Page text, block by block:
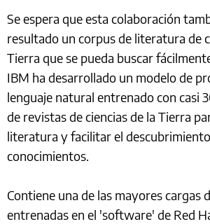
Se espera que esta colaboración
resultado un corpus de literatura de
Tierra que se pueda buscar
IBM ha desarrollado un modelo de
lenguaje natural entrenado con casi
de revistas de ciencias de la Tierra
literatura y facilitar el
conocimientos.
Contiene una de las mayores cargas
entrenadas en el 'software' de Red